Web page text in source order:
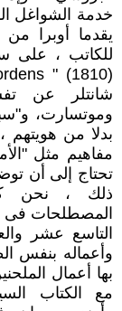
خدمة الشواغل
يقدما أوبرا من
شانتلر عن
وموتسارت،
بدلا من هويتهم
مفاهيم مثل
تحتاج إلى أن
ذلك ، نحن
المصطلحات فى
التاسع عشر
وأعماله بنفس
بها أعمال
مع الكتاب